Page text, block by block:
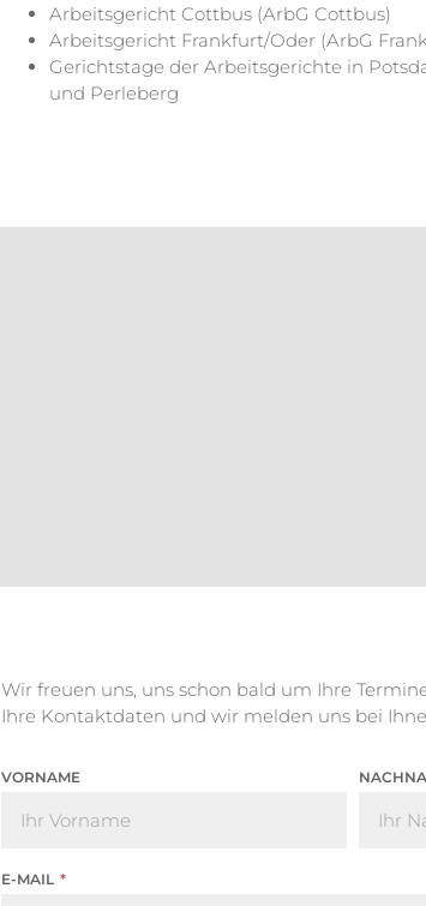
Arbeitsgericht Cottbus (ArbG Cottbus)
Arbeitsgericht Frankfurt/Oder (ArbG
Gerichtstage der Arbeitsgerichte in
und Perleberg
Wir freuen uns, uns schon bald um Ihre
Ihre Kontaktdaten und wir melden uns bei
VORNAME
E-MAIL